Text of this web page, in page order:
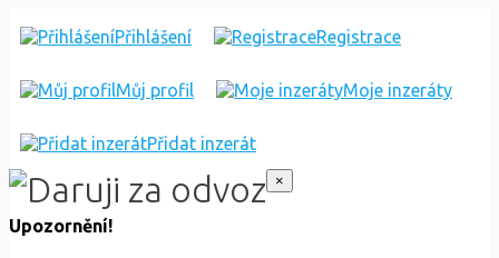
Přihlášení Registrace
Můj profil Moje inzeráty
Přidat inzerát
×
Upozornění!